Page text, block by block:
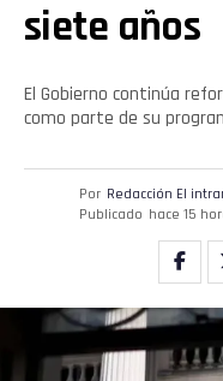
siete años
El Gobierno continúa
como parte de su
Por Redacción El
Publicado hace 15